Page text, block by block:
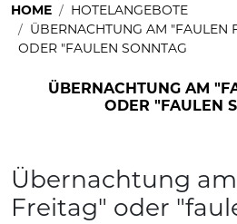
HOME
HOTELANGEBOTE
ÜBERNACHTUNG AM "FAULEN
ODER "FAULEN SONNTAG
ÜBERNACHTUNG AM
ODER "FAULEN
Übernachtung
Freitag" oder